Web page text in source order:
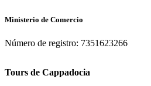
Ministerio de Comercio
Número de registro: 7351623266
Tours de Cappadocia